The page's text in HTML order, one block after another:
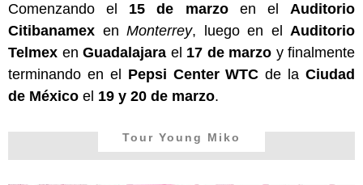
Comenzando el 15 de marzoen elAuditorio
Citibanamex en Monterrey, luego en el Auditorio
Telmex en Guadalajara el 17 de marzo y finalmente
terminando en el Pepsi Center WTC de la Ciudad
de México el 19 y 20 de marzo.
Tour Young Miko